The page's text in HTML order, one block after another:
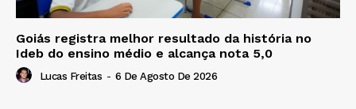
Goiás registra melhor resultado da história no
Ideb do ensino médio e alcança nota 5,0
Lucas Freitas - 6 De Agosto De 2026